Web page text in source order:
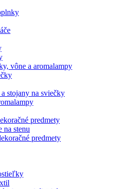
vône a aromalampy
stojany na sviečky
predmety
na stenu
predmety